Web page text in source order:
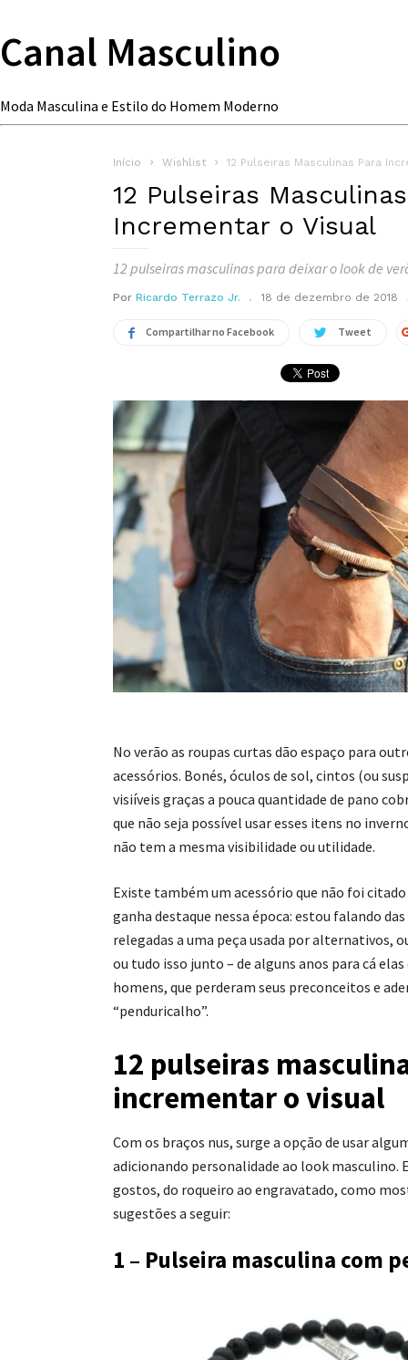
Canal Masculino
Moda Masculina e Estilo do Homem Moderno
Início Wishlist 12 Pulseiras Masculinas Para
12 Pulseiras
Incrementar o Visual
12 pulseiras masculinas para deixar o look de
Por Ricardo Terrazo Jr. 18 de dezembro de 2018
Compartilhar no Facebook Tweet
No verão as roupas curtas dão espaço para
acessórios. Bonés, óculos de sol, cintos (ou
visiíveis graças a pouca quantidade de pano
que não seja possível usar esses itens no
não tem a mesma visibilidade ou utilidade.
Existe também um acessório que não foi
ganha destaque nessa época: estou falando
relegadas a uma peça usada por alternativos,
ou tudo isso junto – de alguns anos para cá
homens, que perderam seus preconceitos e
“penduricalho”.
12 pulseiras
incrementar o visual
Com os braços nus, surge a opção de usar
adicionando personalidade ao look masculino.
gostos, do roqueiro ao engravatado, como
sugestões a seguir:
1 – Pulseira masculina com